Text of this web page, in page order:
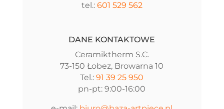
tel.: 601 529 562
DANE KONTAKTOWE
Ceramiktherm S.C.
73-150 Łobez, Browarna 10
Tel.:91 39 25 950
pn-pt: 9:00-16:00